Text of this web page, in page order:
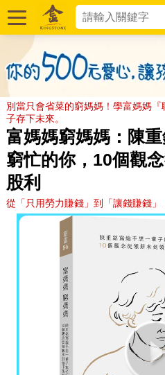
別當只會省菜的窮媽媽！學富媽媽
子存下未來。
富媽媽窮媽媽：陳
窮忙的你，10個觀
股利
從「只用勞力賺錢」到「讓錢賺錢」